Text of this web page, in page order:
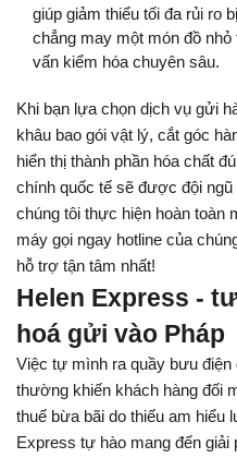
giúp giảm thiểu tối đa rủi ro
chẳng may một món đồ
vấn kiểm hóa chuyên sâu.
Khi bạn lựa chọn dịch vụ gửi
khâu bao gói vật lý, cắt góc
hiển thị thành phần hóa chất
chính quốc tế sẽ được đội
chúng tôi thực hiện hoàn toàn
máy gọi ngay hotline của
hỗ trợ tận tâm nhất!
Helen Express -
hoá gửi vào Pháp
Việc tự mình ra quầy bưu
thường khiến khách hàng đối
thuế bừa bãi do thiếu am hiểu
Express tự hào mang đến